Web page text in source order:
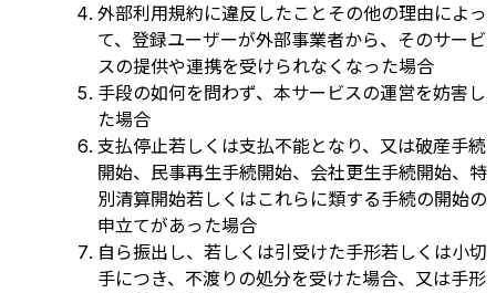
外部利用規約に違反したことその他の理由によっ
て、登録ユーザーが外部事業者から、そのサービ
スの提供や連携を受けられなくなった場合
手段の如何を問わず、本サービスの運営を妨害し
た場合
支払停止若しくは支払不能となり、又は破産手続
開始、民事再生手続開始、会社更生手続開始、特
別清算開始若しくはこれらに類する手続の開始の
申立てがあった場合
自ら振出し、若しくは引受けた手形若しくは小切
手につき、不渡りの処分を受けた場合、又は手形